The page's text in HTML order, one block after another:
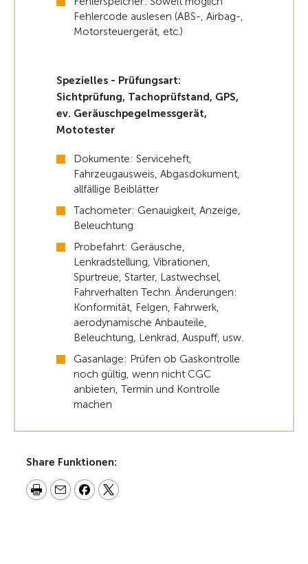
Fehlercode auslesen (ABS-, Airbag-,
Motorsteuergerät, etc.)
Spezielles - Prüfungsart:
Sichtprüfung, Tachoprüfstand, GPS,
ev. Geräuschpegelmessgerät,
Mototester
Dokumente: Serviceheft,
Fahrzeugausweis, Abgasdokument,
allfällige Beiblätter
Tachometer: Genauigkeit, Anzeige,
Beleuchtung
Probefahrt: Geräusche,
Lenkradstellung, Vibrationen,
Spurtreue, Starter, Lastwechsel,
Fahrverhalten Techn. Änderungen:
Konformität, Felgen, Fahrwerk,
aerodynamische Anbauteile,
Beleuchtung, Lenkrad, Auspuff, usw.
Gasanlage: Prüfen ob Gaskontrolle
noch gültig, wenn nicht CGC
anbieten, Termin und Kontrolle
machen
Share Funktionen: